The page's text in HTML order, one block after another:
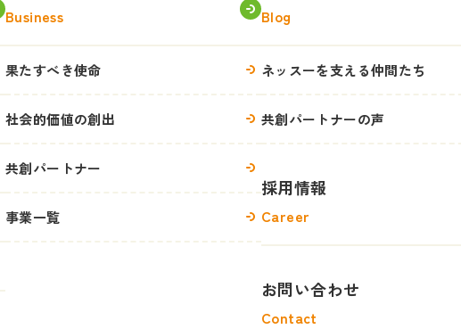
Business
果たすべき使命
社会的価値の創出
共創パートナー
事業一覧
Blog
ネッスーを支える仲間たち
共創パートナーの声
採用情報
Career
お問い合わせ
Contact